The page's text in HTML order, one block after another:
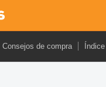
Consejos de compra Índice